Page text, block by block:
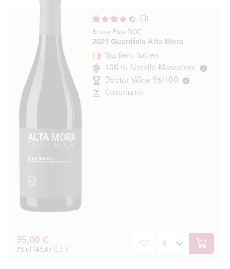
3
Rosso Etna DOC
2021 Guardiola Alta Mora
Sizilien, Italien
100% Nerello Mascalese
Doctor Wine 96/100
Cusumano
35,00 €
75 cl (46,67 € / l) In den